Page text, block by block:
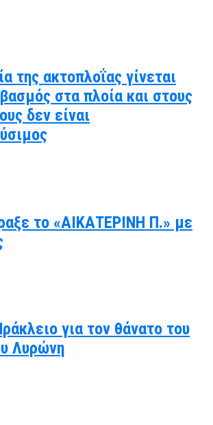
της ακτοπλοΐας γίνεται
στα πλοία και στους
δεν είναι
το «ΑΙΚΑΤΕΡΙΝΗ Π.» με
για τον θάνατο του
Λυρώνη